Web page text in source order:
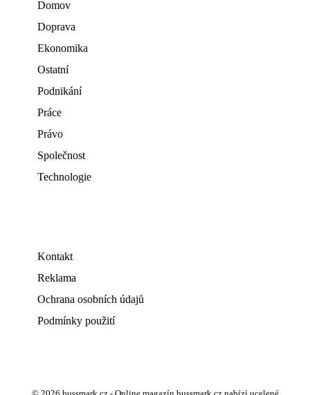
Domov
Doprava
Ekonomika
Ostatní
Podnikání
Práce
Právo
Společnost
Technologie
Kontakt
Reklama
Ochrana osobních údajů
Podmínky použití